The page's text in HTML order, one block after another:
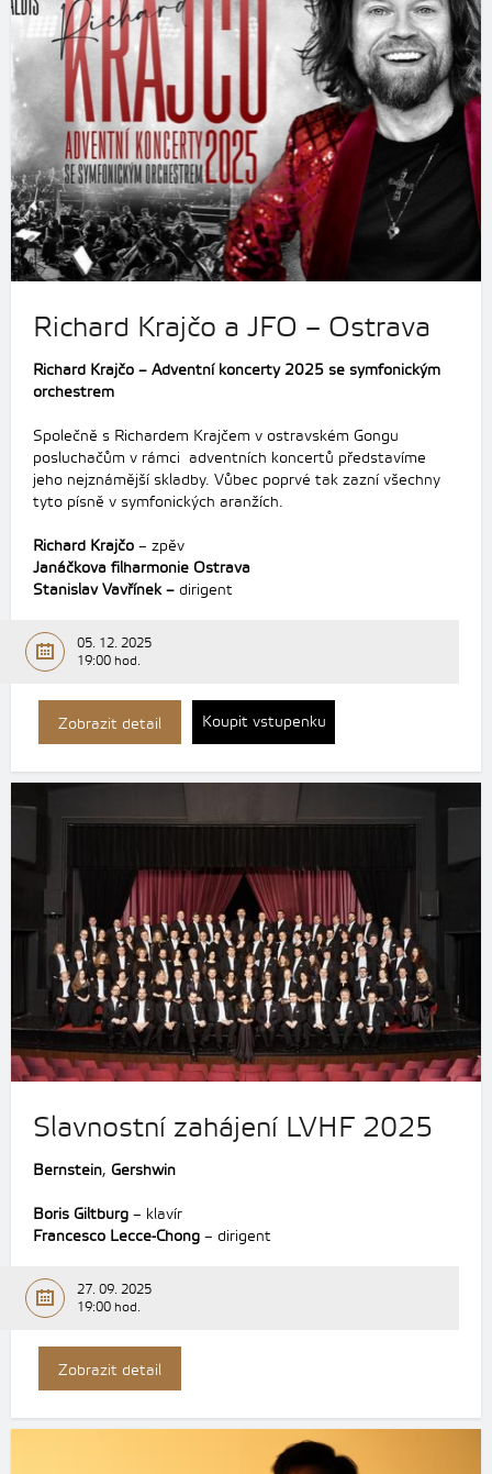
Richard Krajčo a JFO – Ostrava
Richard Krajčo – Adventní koncerty 2025 se symfonickým
orchestrem
Společně s Richardem Krajčem v ostravském Gongu
posluchačům v rámci adventních koncertů představíme
jeho nejznámější skladby. Vůbec poprvé tak zazní všechny
tyto písně v symfonických aranžích.
Richard Krajčo – zpěv
Janáčkova filharmonie Ostrava
Stanislav Vavřínek – dirigent
05. 12. 2025
19:00 hod.
Zobrazit detail Koupit vstupenku
Slavnostní zahájení LVHF 2025
Bernstein, Gershwin
Boris Giltburg – klavír
Francesco Lecce-Chong – dirigent
27. 09. 2025
19:00 hod.
Zobrazit detail